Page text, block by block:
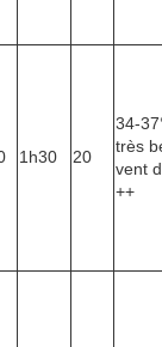
1h30 20
34-
très
vent
++